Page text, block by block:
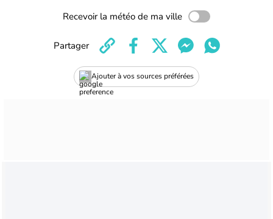
Recevoir la météo de ma ville
Ajouter à vos sources préférées
Partager